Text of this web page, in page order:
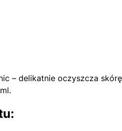
– delikatnie oczyszcza